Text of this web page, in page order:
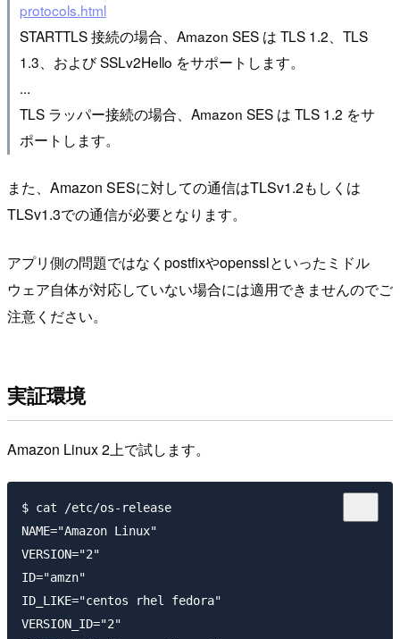
protocols.html
STARTTLS 接続の場合、Amazon SES は TLS 1.2、TLS
1.3、および SSLv2Hello をサポートします。
...
TLS ラッパー接続の場合、Amazon SES は TLS 1.2 をサ
ポートします。
また、Amazon SESに対しての通信はTLSv1.2もしくは
TLSv1.3での通信が必要となります。
アプリ側の問題ではなくpostfixやopensslといったミドル
ウェア自体が対応していない場合には適用できませんのでご
注意ください。
実証環境
Amazon Linux 2上で試します。
$ cat /etc/os-release
NAME="Amazon Linux"
VERSION="2"
ID="amzn"
ID_LIKE="centos rhel fedora"
VERSION_ID="2"